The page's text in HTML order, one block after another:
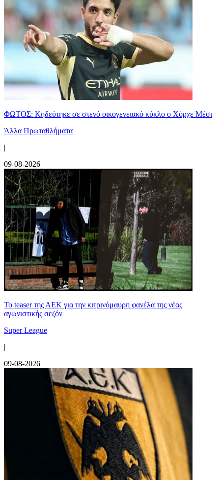
ΦΩΤΟΣ: Κηδεύτηκε σε στενό οικογενειακό κύκλο ο Χόρχε Μέσι
Άλλα Πρωταθλήματα
|
09-08-2026
Το teaser της ΑΕΚ για την κιτρινόμαυρη φανέλα της νέας
αγωνιστικής σεζόν
Super League
|
09-08-2026